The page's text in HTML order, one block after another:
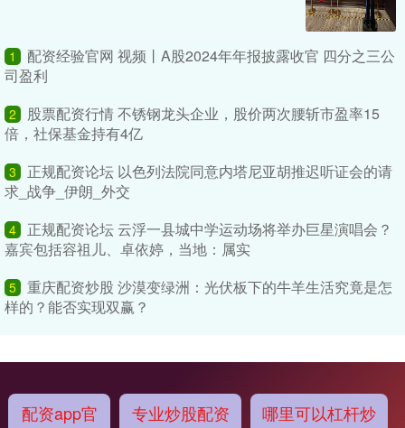
1
配资经验官网 视频丨A股2024年年报披露收官 四分之三公
司盈利
2
股票配资行情 不锈钢龙头企业，股价两次腰斩市盈率15
倍，社保基金持有4亿
3
正规配资论坛 以色列法院同意内塔尼亚胡推迟听证会的请
求_战争_伊朗_外交
4
正规配资论坛 云浮一县城中学运动场将举办巨星演唱会？
嘉宾包括容祖儿、卓依婷，当地：属实
5 重庆配资炒股 沙漠变绿洲：光伏板下的牛羊生活究竟是怎
样的？能否实现双赢？
配资app官
专业炒股配资
哪里可以杠杆炒